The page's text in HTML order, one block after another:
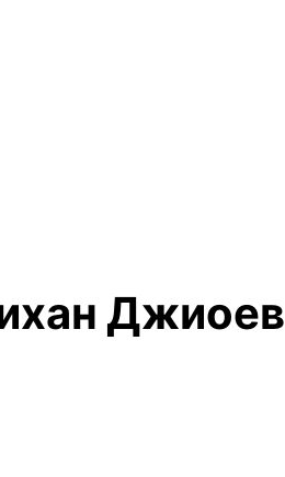
Джиоев